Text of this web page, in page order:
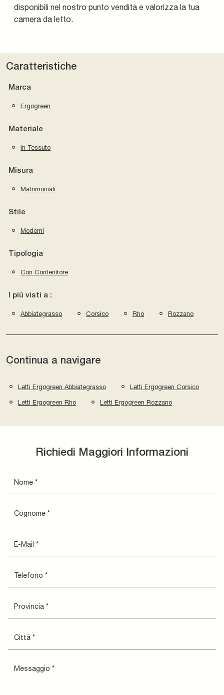
disponibili nel nostro punto vendita e valorizza la tua
camera da letto.
Caratteristiche
Marca
Ergogreen
Materiale
In Tessuto
Misura
Matrimoniali
Stile
Moderni
Tipologia
Con Contenitore
I più visti a :
Abbiategrasso Corsico Rho Rozzano
Continua a navigare
Letti Ergogreen Abbiategrasso Letti Ergogreen Corsico
Letti Ergogreen Rho Letti Ergogreen Rozzano
Richiedi Maggiori Informazioni